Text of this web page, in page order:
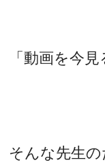
「動画を今
そんな先生の